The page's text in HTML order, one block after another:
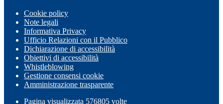
Cookie policy
Note legali
Informativa Privacy
Ufficio Relazioni con il Pubblico
Dichiarazione di accessibilità
Obiettivi di accessibilità
Whistleblowing
Gestione consensi cookie
Amministrazione trasparente
Pagina visualizzata 576805 volte